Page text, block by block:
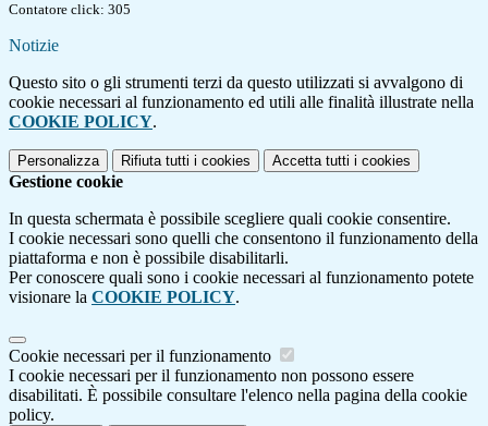
Contatore click: 305
Notizie
Questo sito o gli strumenti terzi da questo utilizzati si avvalgono di
cookie necessari al funzionamento ed utili alle finalità illustrate nella
COOKIE POLICY.
Personalizza Rifiuta tutti i cookies Accetta tutti i cookies
Gestione cookie
In questa schermata è possibile scegliere quali cookie consentire.
I cookie necessari sono quelli che consentono il funzionamento della
piattaforma e non è possibile disabilitarli.
Per conoscere quali sono i cookie necessari al funzionamento potete
visionare la COOKIE POLICY.
Cookie necessari per il funzionamento
I cookie necessari per il funzionamento non possono essere
disabilitati. È possibile consultare l'elenco nella pagina della cookie
policy.